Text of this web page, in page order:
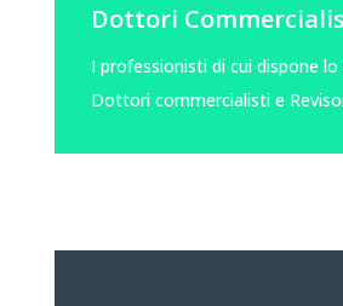
Dottori
I professionisti di cui dispone
Dottori commercialisti e